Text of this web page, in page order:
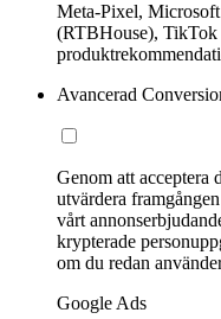
Meta-Pixel,
(RTBHouse),
Avancerad
Genom att acceptera
utvärdera
vårt
krypterade
om du redan
Google Ads